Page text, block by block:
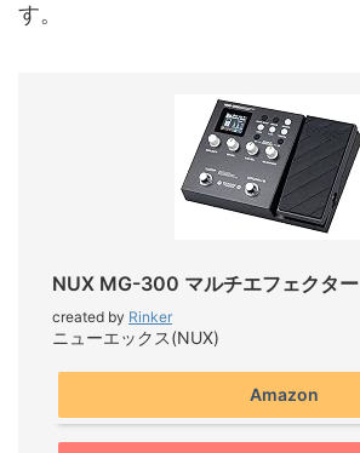
す。
NUX MG-300 マルチエフェクター
created by Rinker
ニューエックス(NUX)
Amazon